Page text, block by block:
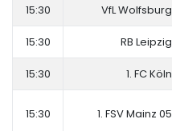
15:30 VfL Wolfsburg
15:30 RB Leipzig
15:30 1. FC Köln
15:30 1. FSV Mainz 05